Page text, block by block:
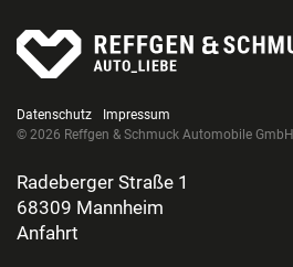
Datenschutz
Impressum
© 2026 Reffgen & Schmuck Automobile GmbH
Radeberger Straße 1
68309 Mannheim
Anfahrt